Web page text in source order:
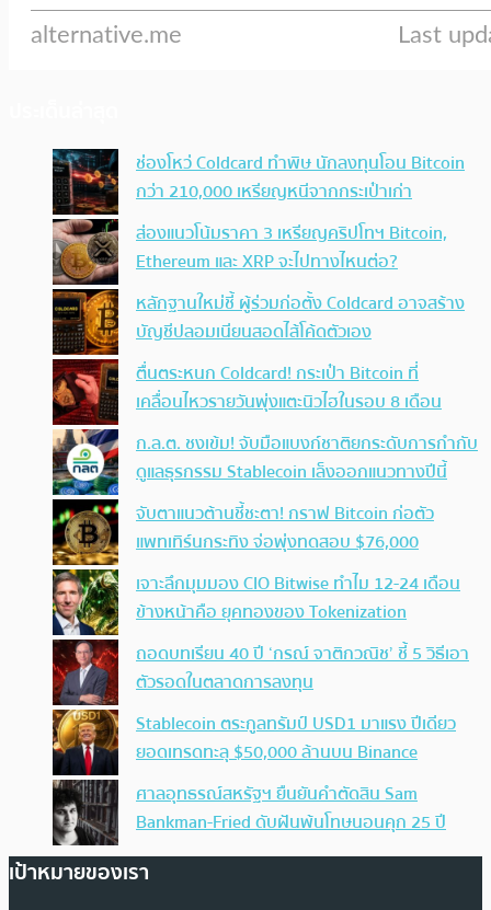
ช่องโหว่ Coldcard ทำพิษ นักลงทุนโอน Bitcoin
กว่า 210,000 เหรียญหนีจากกระเป๋าเก่า
ส่องแนวโน้มราคา 3 เหรียญคริปโทฯ Bitcoin,
Ethereum และ XRP จะไปทางไหนต่อ?
หลักฐานใหม่ชี้ ผู้ร่วมก่อตั้ง Coldcard อาจสร้าง
บัญชีปลอมเนียนสอดไส้โค้ดตัวเอง
ตื่นตระหนก Coldcard! กระเป๋า Bitcoin ที่
เคลื่อนไหวรายวันพุ่งแตะนิวไฮในรอบ 8 เดือน
ก.ล.ต. ชงเข้ม! จับมือแบงก์ชาติยกระดับการกำกับ
ดูแลธุรกรรม Stablecoin เล็งออกแนวทางปีนี้
จับตาแนวต้านชี้ชะตา! กราฟ Bitcoin ก่อตัว
แพทเทิร์นกระทิง จ่อพุ่งทดสอบ $76,000
เจาะลึกมุมมอง CIO Bitwise ทำไม 12-24 เดือน
ข้างหน้าคือ ยุคทองของ Tokenization
ถอดบทเรียน 40 ปี ‘กรณ์ จาติกวณิช’ ชี้ 5 วิธีเอา
ตัวรอดในตลาดการลงทุน
Stablecoin ตระกูลทรัมป์ USD1 มาแรง ปีเดียว
ยอดเทรดทะลุ $50,000 ล้านบน Binance
ศาลอุทธรณ์สหรัฐฯ ยืนยันคำตัดสิน Sam
Bankman-Fried ดับฝันพ้นโทษนอนคุก 25 ปี
เป้าหมายของเรา